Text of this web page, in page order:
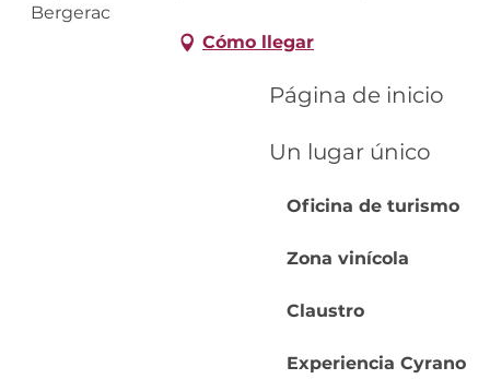
Página de inicio
Un lugar único
Oficina de turismo
Zona vinícola
Claustro
Experiencia Cyrano
Bergerac
Cómo llegar